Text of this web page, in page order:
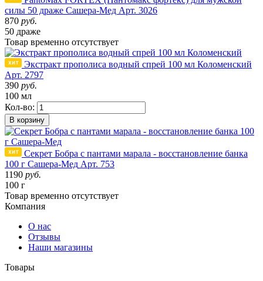
силы 50 драже Сашера-Мед Арт. 3026
870 руб.
50 драже
Товар временно отсутствует
Экстракт прополиса водный спрей 100 мл Коломенский
Арт. 2797
390 руб.
100 мл
Кол-во:
В корзину
Секрет Бобра с пантами марала - восстановление банка
100 г Сашера-Мед Арт. 753
1190 руб.
100 г
Товар временно отсутствует
Компания
О нас
Отзывы
Наши магазины
Товары